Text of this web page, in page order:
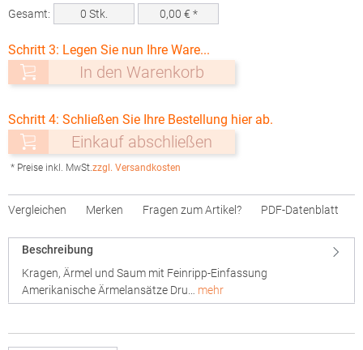
Gesamt: 0 Stk. 0,00 € *
Schritt 3: Legen Sie nun Ihre Ware...
In den Warenkorb
Schritt 4: Schließen Sie Ihre Bestellung hier ab.
Einkauf abschließen
* Preise inkl. MwSt.zzgl. Versandkosten
Vergleichen Merken Fragen zum Artikel? PDF-Datenblatt
Beschreibung
Kragen, Ärmel und Saum mit Feinripp-Einfassung
Amerikanische Ärmelansätze Dru… mehr